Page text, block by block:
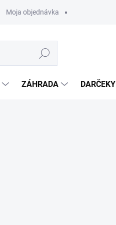
Moja objednávka
Hľadať
ZÁHRADA DARČEKY